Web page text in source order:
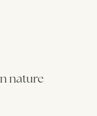
nature